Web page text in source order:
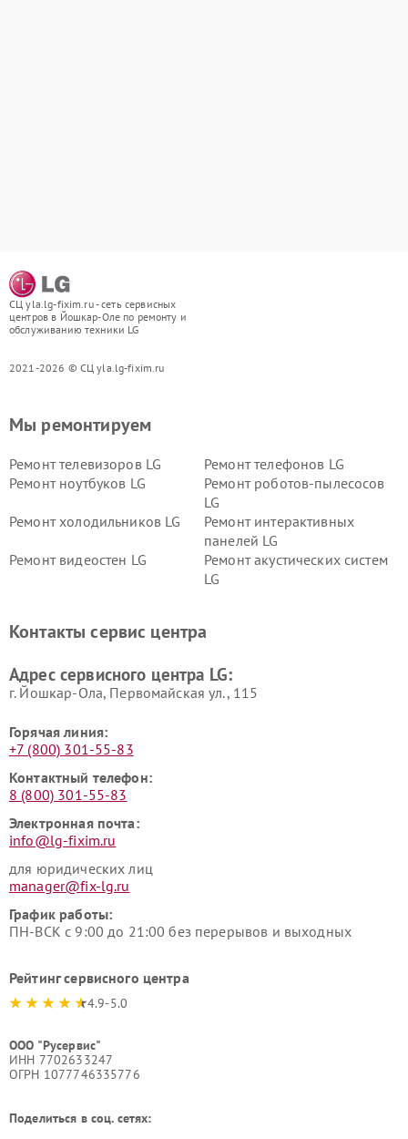
СЦ yla.lg-fixim.ru - сеть сервисных
центров в Йошкар-Оле по ремонту и
обслуживанию техники LG
2021-2026 © СЦ yla.lg-fixim.ru
Мы ремонтируем
Ремонт телевизоров LG
Ремонт телефонов LG
Ремонт ноутбуков LG
Ремонт роботов-пылесосов
LG
Ремонт холодильников LG
Ремонт интерактивных
панелей LG
Ремонт видеостен LG
Ремонт акустических систем
LG
Ремонт морозильных камер
Ремонт вертикальных
Контакты сервис центра
Адрес сервисного центра LG:
г. Йошкар-Ола, Первомайская ул., 115
Горячая линия:
+7 (800) 301-55-83
Контактный телефон:
8 (800) 301-55-83
Электронная почта:
info@lg-fixim.ru
для юридических лиц
manager@fix-lg.ru
График работы:
ПН-ВСК с 9:00 до 21:00 без перерывов и выходных
Рейтинг сервисного центра
4.9-5.0
ООО "Русервис"
ИНН 7702633247
ОГРН 1077746335776
Поделиться в соц. сетях: